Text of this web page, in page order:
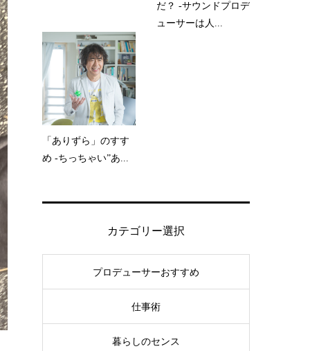
だ？ -サウンドプロデ
ューサーは人...
「ありずら」のすす
め -ちっちゃい”あ...
カテゴリー選択
プロデューサーおすすめ
仕事術
暮らしのセンス